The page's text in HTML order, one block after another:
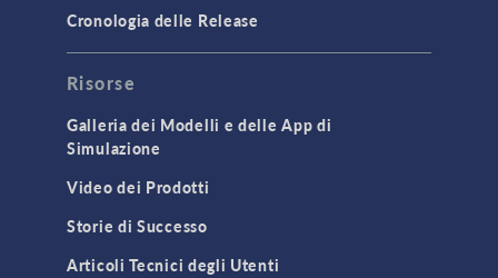
Cronologia delle Release
Risorse
Galleria dei Modelli e delle App di
Simulazione
Video dei Prodotti
Storie di Successo
Articoli Tecnici degli Utenti